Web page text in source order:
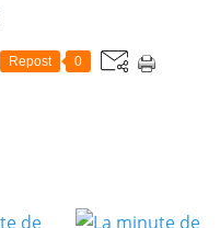
Repost 0